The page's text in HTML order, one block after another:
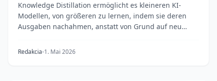
Knowledge Distillation ermöglicht es kleineren KI-
Modellen, von größeren zu lernen, indem sie deren
Ausgaben nachahmen, anstatt von Grund auf neu
Redakcia 1. Mai 2026